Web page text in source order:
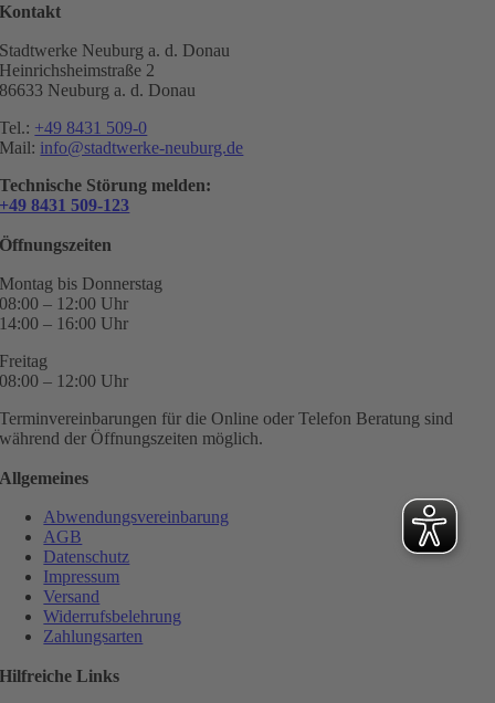
Kontakt
Stadtwerke Neuburg a. d. Donau
Heinrichsheimstraße 2
86633 Neuburg a. d. Donau
Tel.: +49 8431 509-0
Mail: info@stadtwerke-neuburg.de
Technische Störung melden:
+49 8431 509-123
Öffnungszeiten
Montag bis Donnerstag
08:00 – 12:00 Uhr
14:00 – 16:00 Uhr
Freitag
08:00 – 12:00 Uhr
Terminvereinbarungen für die Online oder Telefon Beratung sind
während der Öffnungszeiten möglich.
Allgemeines
Abwendungsvereinbarung
AGB
Datenschutz
Impressum
Versand
Widerrufsbelehrung
Zahlungsarten
Hilfreiche Links